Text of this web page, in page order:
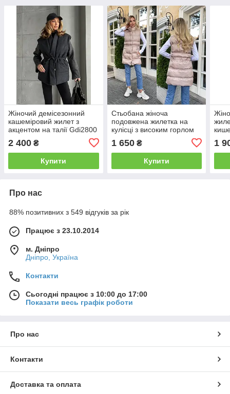
Жіночий демісезонний
кашеміровий жилет з
акцентом на талії Gdi2800
2 400 ₴
Купити
Стьобана жіноча
подовжена жилетка на
кулісці з високим горлом
1 650₴
Купити
1
Про нас
88% позитивних з 549 відгуків за рік
Працює з 23.10.2014
м. Дніпро
Дніпро, Україна
Контакти
Сьогодні працює з 10:00 до 17:00
Показати весь графік роботи
Про нас
Контакти
Доставка та оплата